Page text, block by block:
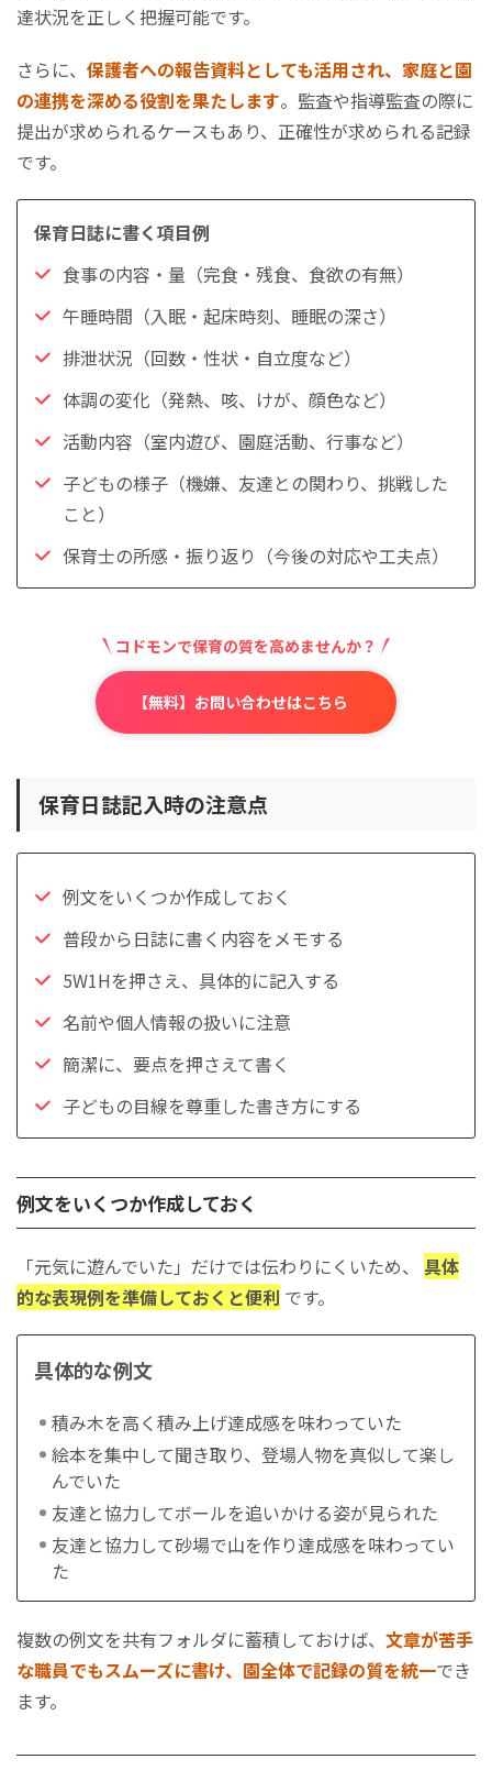
達状況を正しく把握可能です。
さらに、 保護者への報告資料としても活用され、家庭と園
の連携を深める役割を果たします。監査や指導監査の際に
提出が求められるケースもあり、正確性が求められる記録
です。
食事の内容・量（完食・残食、食欲の有無）
午睡時間（入眠・起床時刻、睡眠の深さ）
排泄状況（回数・性状・自立度など）
体調の変化（発熱、咳、けが、顔色など）
活動内容（室内遊び、園庭活動、行事など）
子どもの様子（機嫌、友達との関わり、挑戦した
こと）
保育士の所感・振り返り（今後の対応や工夫点）
コドモンで保育の質を高めませんか？
【無料】お問い合わせはこちら
保育日誌記入時の注意点
例文をいくつか作成しておく
普段から日誌に書く内容をメモする
5W1Hを押さえ、具体的に記入する
名前や個人情報の扱いに注意
簡潔に、要点を押さえて書く
子どもの目線を尊重した書き方にする
例文をいくつか作成しておく
「元気に遊んでいた」だけでは伝わりにくいため、 具体
的な表現例を準備しておくと便利 です。
具体的な例文
積み木を高く積み上げ達成感を味わっていた
絵本を集中して聞き取り、登場人物を真似して楽し
んでいた
友達と協力してボールを追いかける姿が見られた
友達と協力して砂場で山を作り達成感を味わってい
た
複数の例文を共有フォルダに蓄積しておけば、 文章が苦手
な職員でもスムーズに書け、園全体で記録の質を統一でき
ます。